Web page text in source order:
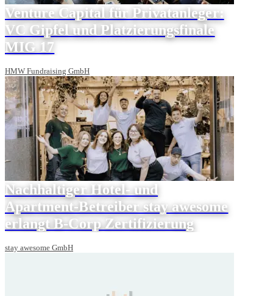
Venture Capital für Privatanleger:
VC Gipfel und Platzierungsfinale
MIG 17
HMW Fundraising GmbH
Nachhaltiger Hotel- und
Apartment-Betreiber stay awesome
erlangt B-Corp Zertifizierung
stay awesome GmbH